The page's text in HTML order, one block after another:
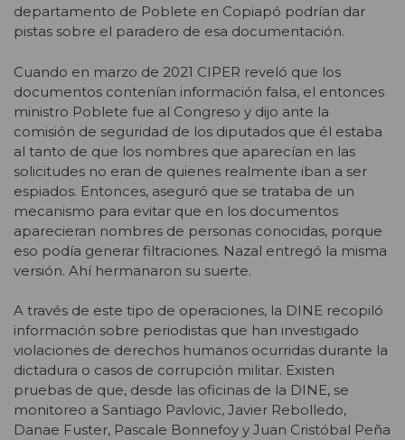
departamento de Poblete en Copiapó podrían dar
pistas sobre el paradero de esa documentación.
Cuando en marzo de 2021 CIPER reveló que los
documentos contenían información falsa, el entonces
ministro Poblete fue al Congreso y dijo ante la
comisión de seguridad de los diputados que él estaba
al tanto de que los nombres que aparecían en las
solicitudes no eran de quienes realmente iban a ser
espiados. Entonces, aseguró que se trataba de un
mecanismo para evitar que en los documentos
aparecieran nombres de personas conocidas, porque
eso podía generar filtraciones. Nazal entregó la misma
versión. Ahí hermanaron su suerte.
A través de este tipo de operaciones, la DINE recopiló
información sobre periodistas que han investigado
violaciones de derechos humanos ocurridas durante la
dictadura o casos de corrupción militar. Existen
pruebas de que, desde las oficinas de la DINE, se
monitoreo a Santiago Pavlovic, Javier Rebolledo,
Danae Fuster, Pascale Bonnefoy y Juan Cristóbal Peña